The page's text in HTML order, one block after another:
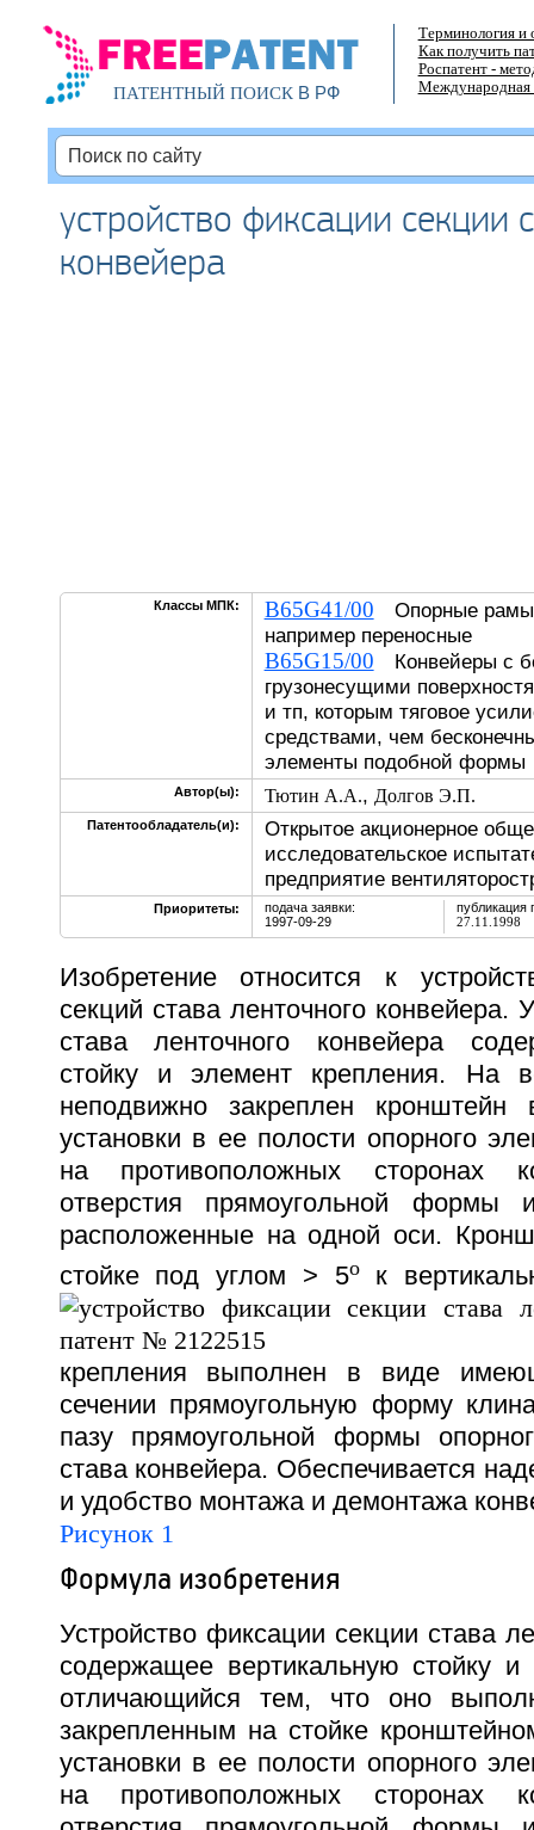
ПАТЕНТНЫЙ ПОИСКВ РФ
Терминология и
Как получить
Роспатент -
Международная
устройство фиксации секции
конвейера
Классы МПК: B65G41/00 Опорные рамы
например переносные
B65G15/00 Конвейеры с
грузонесущими
и тп, которым тяговое
средствами, чем
элементы подобной формы
Автор(ы): Тютин А.А., Долгов Э.П.
Патентообладатель(и):
Открытое акционерное
исследовательское
предприятие
Приоритеты:
подача заявки:
1997-09-29
публикация
27.11.1998
Изобретение относится к
секций става ленточного конвейера.
става ленточного конвейера
стойку и элемент крепления. На
неподвижно закреплен
установки в ее полости опорного
на противоположных сторонах
отверстия прямоугольной формы
расположенные на одной оси.
стойке под углом > 5oк
крепления выполнен в виде
сечении прямоугольную форму
пазу прямоугольной формы
става конвейера. Обеспечивается
и удобство монтажа и демонтажа
Рисунок 1
Формула изобретения
Устройство фиксации секции става
содержащее вертикальную стойку и
отличающийся тем, что оно
закрепленным на стойке
установки в ее полости опорного
на противоположных сторонах